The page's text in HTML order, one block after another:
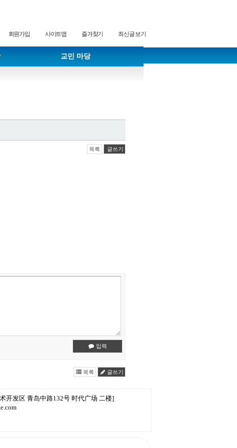
회원가입 사이트맵 즐겨찾기 최신글 보기
교민 마당
목록 글쓰기
입력
목록 글쓰기
开发区 青岛中路132号 时代广场 二楼]